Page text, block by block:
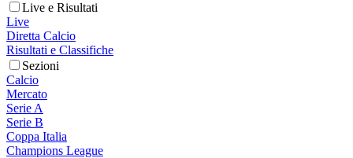
Live e Risultati
Live
Diretta Calcio
Risultati e Classifiche
Sezioni
Calcio
Mercato
Serie A
Serie B
Coppa Italia
Champions League